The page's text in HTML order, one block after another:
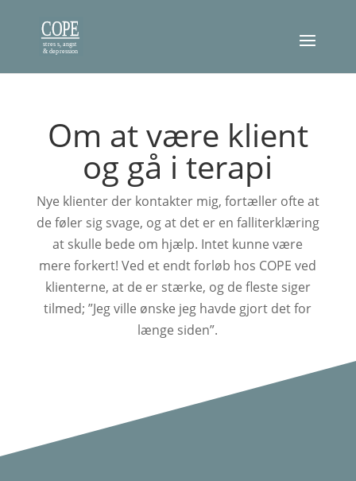
Om at være klient
og gå i terapi
Nye klienter der kontakter mig, fortæller ofte at
de føler sig svage, og at det er en falliterklæring
at skulle bede om hjælp. Intet kunne være
mere forkert! Ved et endt forløb hos COPE ved
klienterne, at de er stærke, og de fleste siger
tilmed; ”Jeg ville ønske jeg havde gjort det for
længe siden”.